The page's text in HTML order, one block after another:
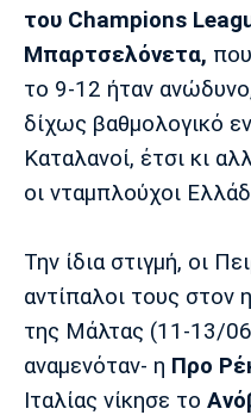
Media
Παρασκήνιο
Μπαρτσελόνα
Γιουνάιτεντ
Λίβερπουλ
του Champions
Μπαρτσελόνετα,
το 9-12 ήταν
δίχως βαθμολογικό
Καταλανοί, έτσι κι
οι νταμπλούχοι
Την ίδια στιγμή, οι
αντίπαλοι τους στον
της Μάλτας (11-13/
αναμενόταν- η Προ
Ιταλίας νίκησε το